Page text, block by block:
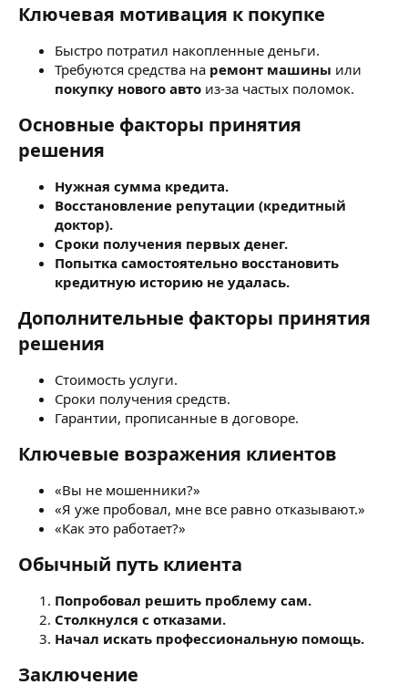
Ключевая мотивация к покупке
Быстро потратил накопленные деньги.
Требуются средства на ремонт машины или
покупку нового авто из-за частых поломок.
Основные факторы принятия
решения
Нужная сумма кредита.
Восстановление репутации (кредитный
доктор).
Сроки получения первых денег.
Попытка самостоятельно восстановить
кредитную историю не удалась.
Дополнительные факторы принятия
решения
Стоимость услуги.
Сроки получения средств.
Гарантии, прописанные в договоре.
Ключевые возражения клиентов
«Вы не мошенники?»
«Я уже пробовал, мне все равно отказывают.»
«Как это работает?»
Обычный путь клиента
Попробовал решить проблему сам.
Столкнулся с отказами.
Начал искать профессиональную помощь.
Заключение